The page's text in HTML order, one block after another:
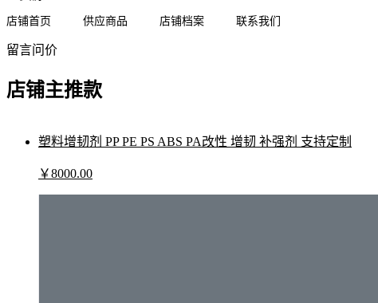
店铺首页 供应商品 店铺档案 联系我们
留言问价
店铺主推款
塑料增韧剂 PP PE PS ABS PA改性 增韧 补强剂 支持定制
￥8000.00